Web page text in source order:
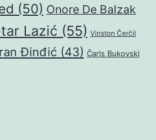
(50) Onore De Balzak
Lazić (55) Vinston Čerčil
Đinđić (43) Čarls Bukovski